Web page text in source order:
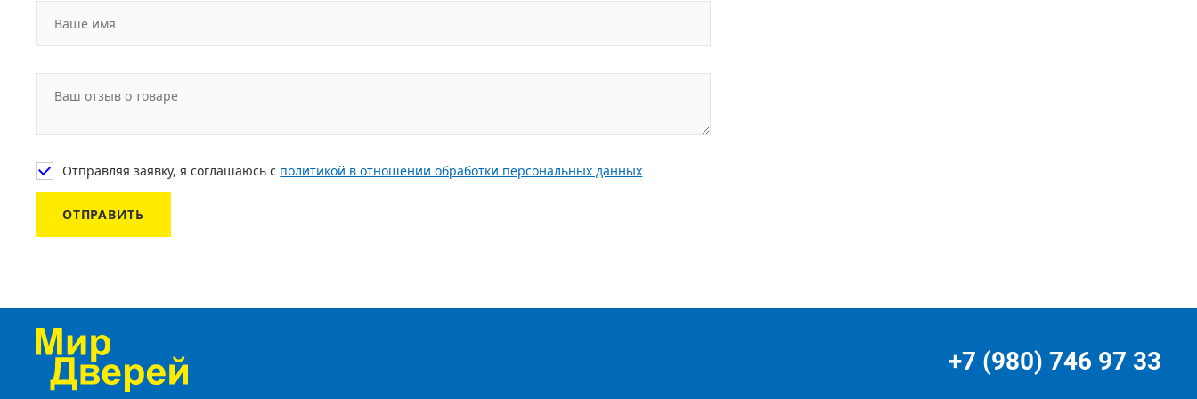
Отправляя заявку, я соглашаюсь с политикой в отношении обработки персональных данных
ОТПРАВИТЬ
+7 (980) 746 97 33